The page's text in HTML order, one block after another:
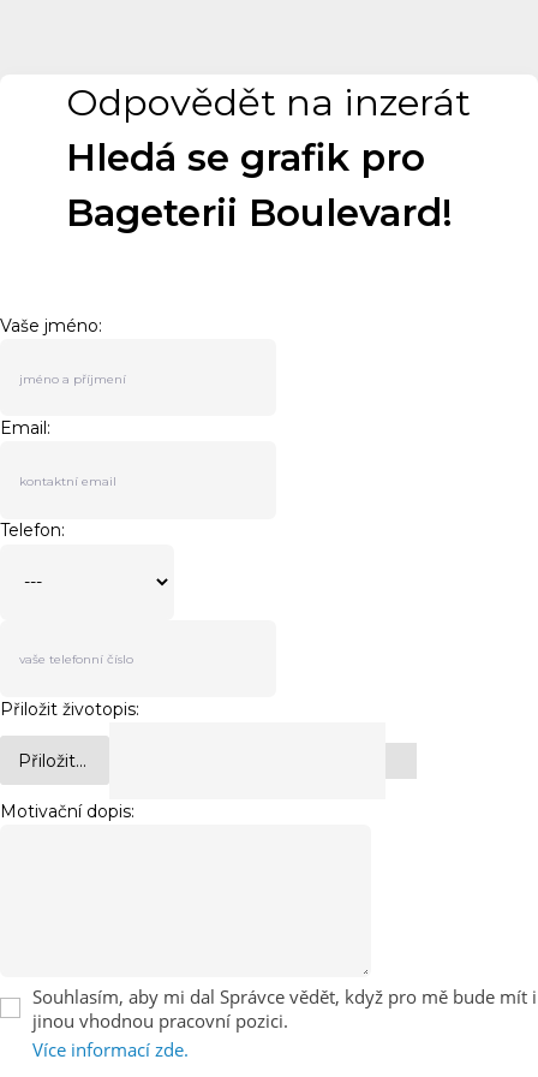
Odpovědět na inzerát
Hledá se grafik pro
Bageterii Boulevard!
Vaše jméno:
Email:
Telefon:
Přiložit životopis:
Přiložit...
Motivační dopis:
Souhlasím, aby mi dal Správce vědět, když pro mě bude mít i
jinou vhodnou pracovní pozici.
Více informací zde.